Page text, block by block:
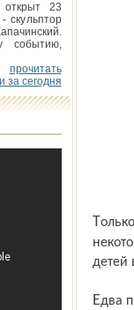
23
скульптор
событию,
прочитать
за сегодня
Только вдумайтесь! В России среднегодовая доля употребления чистого алкоголя по
детей
Едва пришли первые погожие деньки, как Ярославль наводнили «вооружённые»